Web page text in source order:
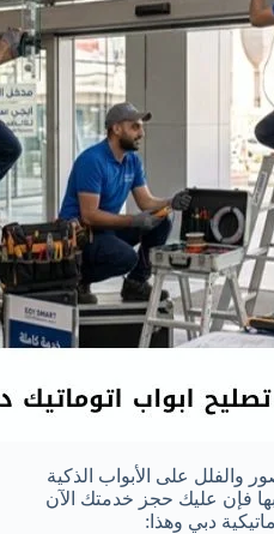
والفلل على الأبواب الذكية
فإن عليك حجز خدمتك الآن
دبي وهذا: